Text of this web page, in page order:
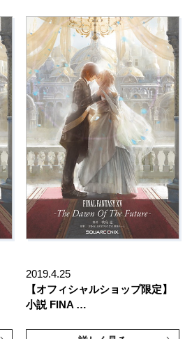
2019.4.25
【オフィシャルショップ限定】
小説 FINA …